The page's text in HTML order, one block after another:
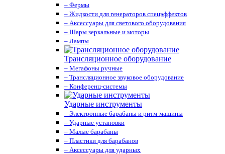
– Фермы
– Жидкости для генераторов спецэффектов
– Аксессуары для светового оборудования
– Шары зеркальные и моторы
– Лампы
Трансляционное оборудование
– Мегафоны ручные
– Трансляционное звуковое оборудование
– Конференц-системы
Ударные инструменты
– Электронные барабаны и ритм-машины
– Ударные установки
– Малые барабаны
– Пластики для барабанов
– Аксессуары для ударных